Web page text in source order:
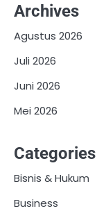
Archives
Agustus 2026
Juli 2026
Juni 2026
Mei 2026
Categories
Bisnis & Hukum
Business